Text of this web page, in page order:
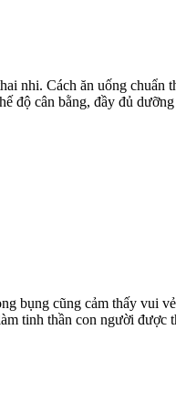
nhi. Cách ăn uống
độ cân bằng, đầy đủ
bụng cũng cảm thấy vui
tinh thần con người